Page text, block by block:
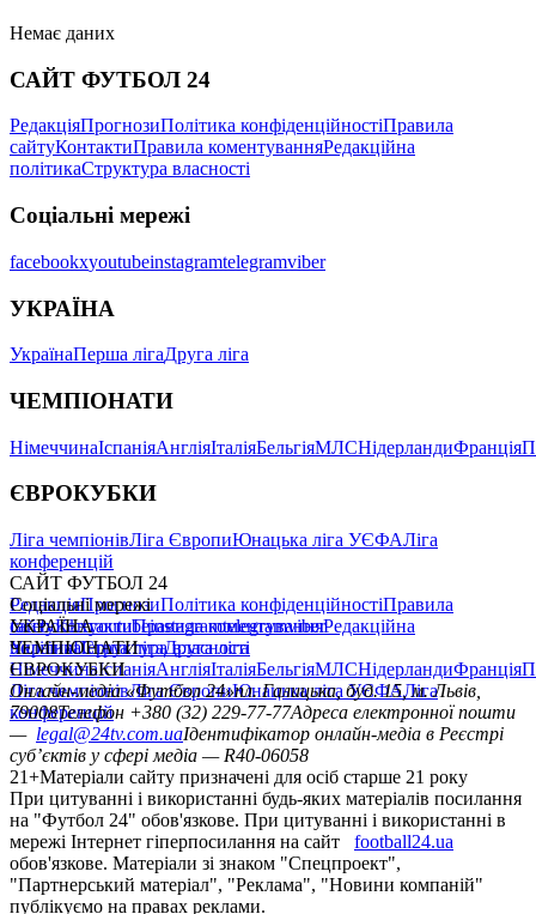
Немає даних
САЙТ ФУТБОЛ 24
РедакціяПрогнозиПолітика конфіденційностіПравила
сайтуКонтактиПравила коментуванняРедакційна
політикаСтруктура власності
Соціальні мережі
facebookxyoutubeinstagramtelegramviber
УКРАЇНА
УкраїнаПерша лігаДруга ліга
ЧЕМПІОНАТИ
НімеччинаІспаніяАнгліяІталіяБельгіяМЛСНідерландиФранція
ЄВРОКУБКИ
Ліга чемпіонівЛіга ЄвропиЮнацька ліга УЄФАЛіга
конференцій
САЙТ ФУТБОЛ 24
РедакціяПрогнозиПолітика конфіденційностіПравила
сайтуКонтактиПравила коментуванняРедакційна
політикаСтруктура власності
Соціальні мережі
facebookxyoutubeinstagramtelegramviber
УКРАЇНА
УкраїнаПерша лігаДруга ліга
ЧЕМПІОНАТИ
НімеччинаІспаніяАнгліяІталіяБельгіяМЛСНідерландиФранція
ЄВРОКУБКИ
Ліга чемпіонівЛіга ЄвропиЮнацька ліга УЄФАЛіга
конференцій
Онлайн-медіа «Футбол 24»пл. Галицька, буд. 15, м. Львів,
79008Телефон +380 (32) 229-77-77Адреса електронної пошти
— legal@24tv.com.uaІдентифікатор онлайн-медіа в Реєстрі
суб’єктів у сфері медіа — R40-06058
21+Матеріали сайту призначені для осіб старше 21 року
При цитуванні і використанні будь-яких матеріалів посилання
на "Футбол 24" обов'язкове. При цитуванні і використанні в
мережі Інтернет гіперпосилання на сайт
football24.ua
обов'язкове. Матеріали зі знаком "Спецпроект",
"Партнерський матеріал", "Реклама", "Новини компаній"
публікуємо на правах реклами.